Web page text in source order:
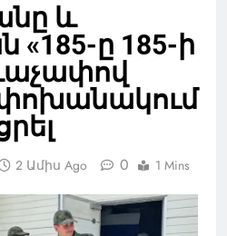
և
«185-ը 185-ի
փոխանակում
2 Ամիս Ago 0 1 Mins